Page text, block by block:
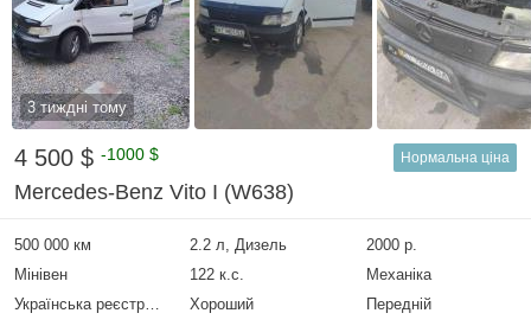
3 тиждні тому
4 500 $ -1000 $ Нормальна ціна
Mercedes-Benz Vito I (W638)
500 000 км 2.2 л, Дизель
2000 р.
Мінівен
122 к.с.
Механіка
Українська реєстрація
Хороший Передній